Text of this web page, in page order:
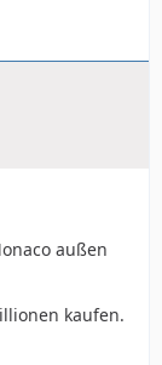
außen
kaufen.